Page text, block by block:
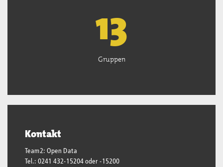
13
Gruppen
Kontakt
Team2: Open Data
Tel.: 0241 432-15204 oder -15200